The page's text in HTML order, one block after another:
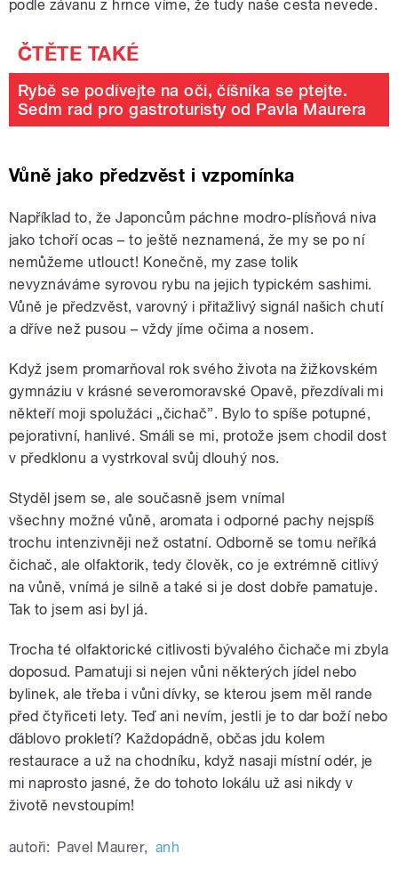
podle závanu z hrnce víme, že tudy naše cesta nevede.
Rybě se podívejte na oči, číšníka se ptejte.
Sedm rad pro gastroturisty od Pavla Maurera
Vůně jako předzvěst i vzpomínka
Například to, že Japoncům páchne modro-plísňová niva
jako tchoří ocas – to ještě neznamená, že my se po ní
nemůžeme utlouct! Konečně, my zase tolik
nevyznáváme syrovou rybu na jejich typickém sashimi.
Vůně je předzvěst, varovný i přitažlivý signál našich chutí
a dříve než pusou – vždy jíme očima a nosem.
Když jsem promarňoval rok svého života na žižkovském
gymnáziu v krásné severomoravské Opavě, přezdívali mi
někteří moji spolužáci „čichač”. Bylo to spíše potupné,
pejorativní, hanlivé. Smáli se mi, protože jsem chodil dost
v předklonu a vystrkoval svůj dlouhý nos.
Styděl jsem se, ale současně jsem vnímal
všechny možné vůně, aromata i odporné pachy nejspíš
trochu intenzivněji než ostatní. Odborně se tomu neříká
čichač, ale olfaktorik, tedy člověk, co je extrémně citlivý
na vůně, vnímá je silně a také si je dost dobře pamatuje.
Tak to jsem asi byl já.
Trocha té olfaktorické citlivosti bývalého čichače mi zbyla
doposud. Pamatuji si nejen vůni některých jídel nebo
bylinek, ale třeba i vůni dívky, se kterou jsem měl rande
před čtyřiceti lety. Teď ani nevím, jestli je to dar boží nebo
ďáblovo prokletí? Každopádně, občas jdu kolem
restaurace a už na chodníku, když nasaji místní odér, je
mi naprosto jasné, že do tohoto lokálu už asi nikdy v
životě nevstoupím!
autoři: Pavel Maurer, anh